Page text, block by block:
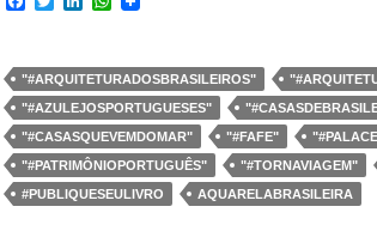
b
o
o
k
t
e
r
e
d
I
n
s
A
p
p
"#ARQUITETURADOSBRASILEIROS"
"#AZULEJOSPORTUGUESES"
"#CASASQUEVEMDOMAR"
"#FAFE"
"#PATRIMÔNIOPORTUGUÊS"
"#TORNAVIAGEM"
#PUBLIQUESEULIVRO
AQUARELABRASILEIRA